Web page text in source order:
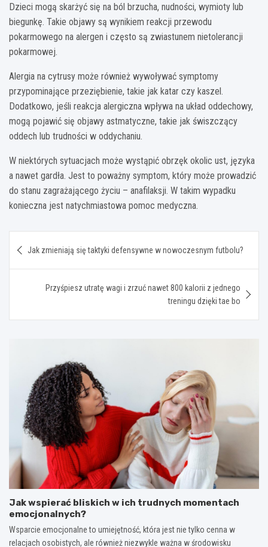
Dzieci mogą skarżyć się na ból brzucha, nudności, wymioty lub
biegunkę. Takie objawy są wynikiem reakcji przewodu
pokarmowego na alergen i często są zwiastunem nietolerancji
pokarmowej.
Alergia na cytrusy może również wywoływać symptomy
przypominające przeziębienie, takie jak katar czy kaszel.
Dodatkowo, jeśli reakcja alergiczna wpływa na układ oddechowy,
mogą pojawić się objawy astmatyczne, takie jak świszczący
oddech lub trudności w oddychaniu.
W niektórych sytuacjach może wystąpić obrzęk okolic ust, języka
a nawet gardła. Jest to poważny symptom, który może prowadzić
do stanu zagrażającego życiu – anafilaksji. W takim wypadku
konieczna jest natychmiastowa pomoc medyczna.
wpisu
Jak zmieniają się taktyki defensywne w nowoczesnym futbolu?
Przyśpiesz utratę wagi i zrzuć nawet 800 kalorii z jednego
treningu dzięki tae bo
Jak wspierać bliskich w ich trudnych momentach
emocjonalnych?
Wsparcie emocjonalne to umiejętność, która jest nie tylko cenna w
relacjach osobistych, ale również niezwykle ważna w środowisku